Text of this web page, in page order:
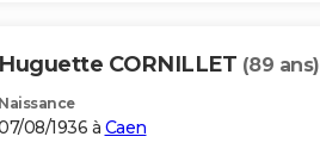
Huguette CORNILLET (89 ans)
Naissance
08/1936 à Caen